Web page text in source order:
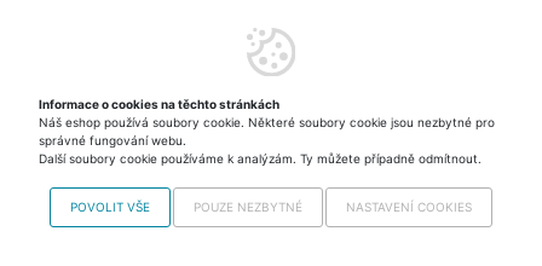
odklápěcí díl je průhledný - vnitřní dno má
protiskluzový povrch - vnější …
136,40 Kč
včetně DPH
v úterý
Do košíku
Informace o cookies na těchto stránkách
Náš eshop používá soubory cookie. Některé soubory cookie jsou nezbytné pro
správné fungování webu.
Další soubory cookie používáme k analýzám. Ty můžete případně odmítnout.
POVOLIT VŠE POUZE NEZBYTNÉ NASTAVENÍ COOKIES